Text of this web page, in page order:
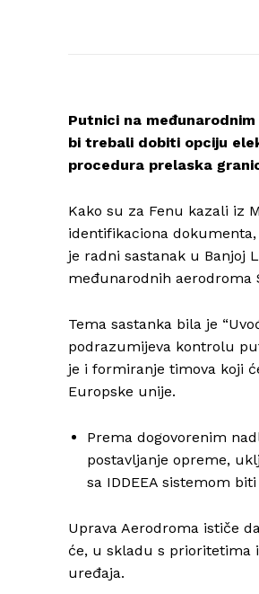
Putnici na
bi trebali dobiti opciju
procedura prelaska
Kako su za Fenu kazali iz
identifikaciona
je radni sastanak u Banjoj
međunarodnih aerodroma
Tema sastanka bila je
podrazumijeva kontrolu
je i formiranje timova koji
Europske unije.
Prema dogovorenim
postavljanje opreme,
sa IDDEEA sistemom
Uprava Aerodroma ističe
će, u skladu s prioritetima
uređaja.